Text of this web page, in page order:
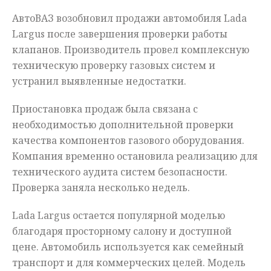
АвтоВАЗ возобновил продажи автомобиля Lada
Largus после завершения проверки работы
клапанов. Производитель провел комплексную
техническую проверку газовых систем и
устранил выявленные недостатки.
Приостановка продаж была связана с
необходимостью дополнительной проверки
качества компонентов газового оборудования.
Компания временно остановила реализацию для
технического аудита систем безопасности.
Проверка заняла несколько недель.
Lada Largus остается популярной моделью
благодаря просторному салону и доступной
цене. Автомобиль используется как семейный
транспорт и для коммерческих целей. Модель